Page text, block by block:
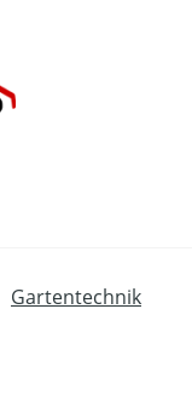
Gartentechnik